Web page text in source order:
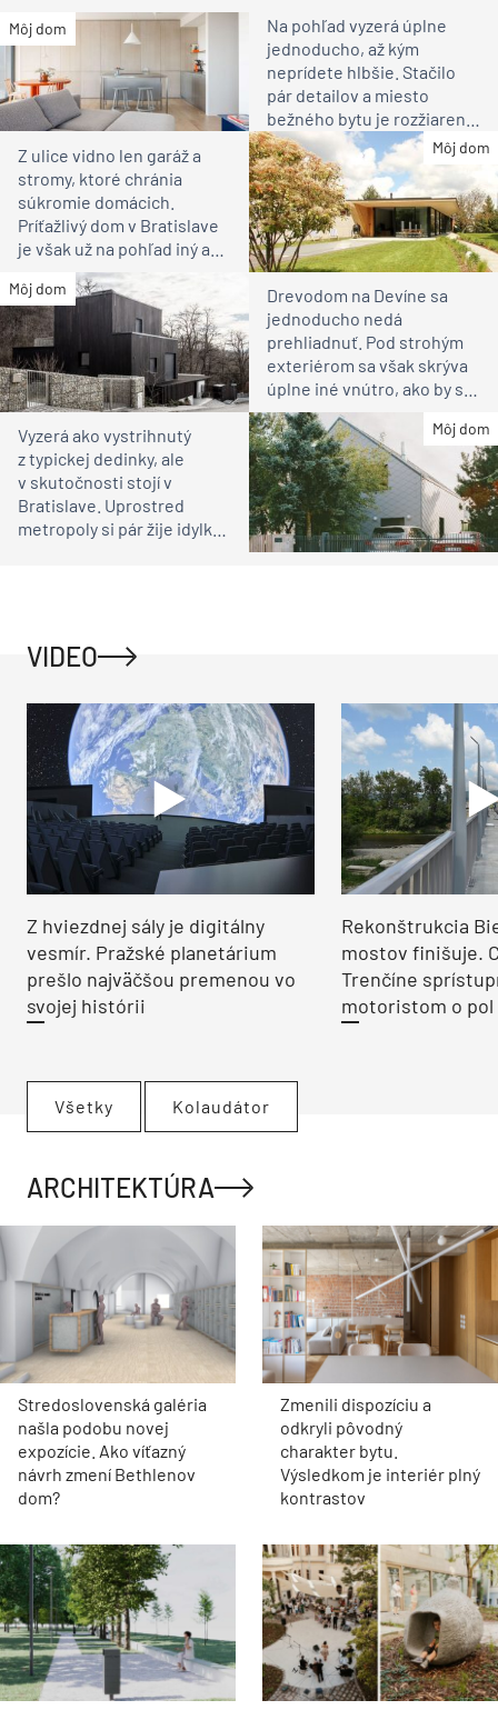
Môj dom
Na pohľad vyzerá úplne
jednoducho, až kým
neprídete hlbšie. Stačilo
pár detailov a miesto
bežného bytu je rozžiarené
bývanie pre rodinu
Môj dom
Z ulice vidno len garáž a
stromy, ktoré chránia
súkromie domácich.
Príťažlivý dom v Bratislave
je však už na pohľad iný ako
susedia
Môj dom
Drevodom na Devíne sa
jednoducho nedá
prehliadnuť. Pod strohým
exteriérom sa však skrýva
úplne iné vnútro, ako by ste
čakali
Môj dom
Vyzerá ako vystrihnutý
z typickej dedinky, ale
v skutočnosti stojí v
Bratislave. Uprostred
metropoly si pár žije idylku
VIDEO
Z hviezdnej sály je digitálny
vesmír. Pražské planetárium
prešlo najväčšou premenou vo
svojej histórii
Rekonštrukcia
mostov finišuje.
Trenčíne
motoristom o pol
Všetky Kolaudátor
ARCHITEKTÚRA
Stredoslovenská galéria
našla podobu novej
expozície. Ako víťazný
návrh zmení Bethlenov
dom?
Zmenili dispozíciu a
odkryli pôvodný
charakter bytu.
Výsledkom je interiér plný
kontrastov